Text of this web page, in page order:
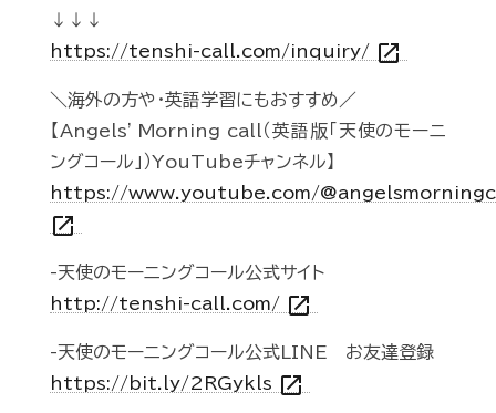
↓↓↓
https://tenshi-call.com/inquiry/ open_in_new
＼海外の方や・英語学習にもおすすめ／
【Angels' Morning call（英語版「天使のモーニ
ングコール」）YouTubeチャンネル】
https://www.youtube.com/
open_in_new
-天使のモーニングコール公式サイト
http://tenshi-call.com/ open_in_new
-天使のモーニングコール公式LINE お友達登録
https://bit.ly/2RGykls open_in_new